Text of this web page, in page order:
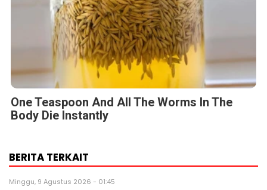
One Teaspoon And All The Worms In The
Body Die Instantly
BERITA TERKAIT
Minggu, 9 Agustus 2026 - 01:45